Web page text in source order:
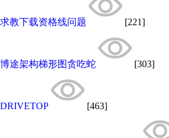
求教下载资格线问题 [221]
博途架构梯形图贪吃蛇 [303]
DRIVETOP [463]